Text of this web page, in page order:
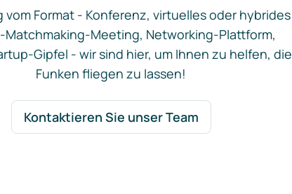
vom Format - Konferenz, virtuelles oder hybrides
Matchmaking-Meeting, Networking-Plattform,
Gipfel - wir sind hier, um Ihnen zu helfen, die
Funken fliegen zu lassen!
Kontaktieren Sie unser Team